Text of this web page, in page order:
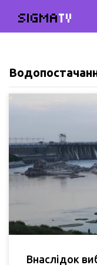
SIGMATV
Внаслідок